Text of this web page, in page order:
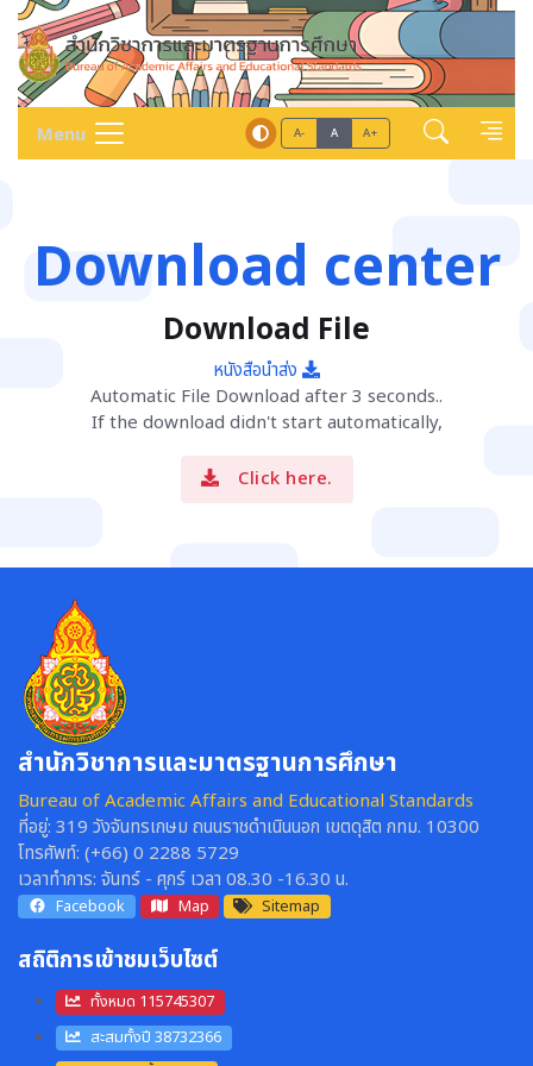
Menu A- A A+
Download center
Download File
หนังสือนำส่ง
Automatic File Download after 3 seconds..
If the download didn't start automatically,
Click here.
สำนักวิชาการและมาตรฐานการศึกษา
Bureau of Academic Affairs and Educational Standards
ที่อยู่: 319 วังจันทรเกษม ถนนราชดำเนินนอก เขตดุสิต กทม. 10300
โทรศัพท์: (+66) 0 2288 5729
เวลาทำการ: จันทร์ - ศุกร์ เวลา 08.30 -16.30 น.
Facebook Map Sitemap
สถิติการเข้าชมเว็บไซต์
ทั้งหมด 115745307
สะสมทั้งปี 38732366